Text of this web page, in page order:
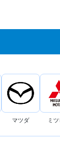
マツダ ミ